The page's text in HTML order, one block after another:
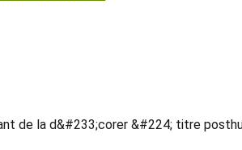
de la d&#233;corer &#224; titre